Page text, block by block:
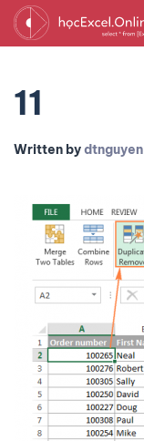
11
Written bydtnguyen